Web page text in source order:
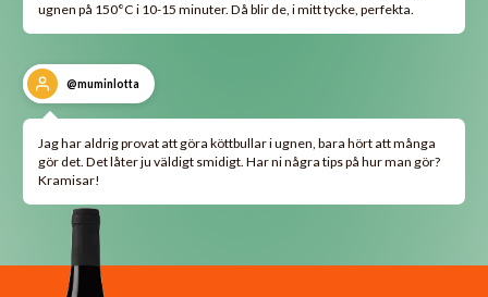
ugnen på 150°C i 10-15 minuter. Då blir de, i mitt tycke, perfekta.
@muminlotta
Jag har aldrig provat att göra köttbullar i ugnen, bara hört att många
gör det. Det låter ju väldigt smidigt. Har ni några tips på hur man gör?
Kramisar!